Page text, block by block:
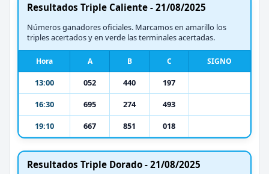
Resultados Triple Caliente - 21/08/2025
Números ganadores oficiales. Marcamos en amarillo los
triples acertados y en verde las terminales acertadas.
Hora A B C SIGNO
13:00 052 440
197
16:30
695 274
493
19:10
667 851 018
Resultados Triple Dorado - 21/08/2025